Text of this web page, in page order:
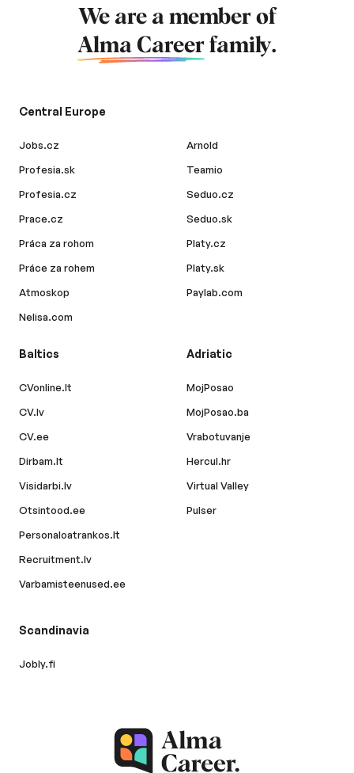
We are a member of
Alma Career family.
Central Europe
Jobs.cz
Profesia.sk
Profesia.cz
Prace.cz
Práca za rohom
Práce za rohem
Atmoskop
Nelisa.com
Arnold
Teamio
Seduo.cz
Seduo.sk
Platy.cz
Platy.sk
Paylab.com
Baltics
CVonline.lt
CV.lv
CV.ee
Dirbam.lt
Visidarbi.lv
Otsintood.ee
Personaloatrankos.lt
Recruitment.lv
Varbamisteenused.ee
Adriatic
MojPosao
MojPosao.ba
Vrabotuvanje
Hercul.hr
Virtual Valley
Pulser
Scandinavia
Jobly.fi